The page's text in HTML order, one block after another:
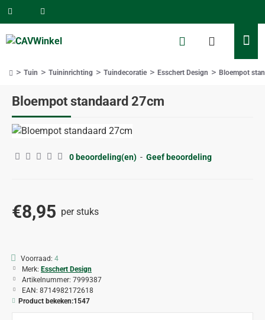
Bloempot standaard 27cm
Tuin Tuininrichting Tuindecoratie Esschert Design Bloempot
0 beoordeling(en) - Geef beoordeling
€8,95 per stuks
Voorraad: 4
Merk: Esschert Design
Artikelnummer: 7999387
EAN: 8714982172618
Product bekeken:1547